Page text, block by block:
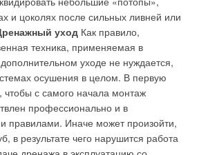
и цоколях после сильных ливней или
уход Как правило,
техника, применяемая в
уходе не нуждается,
осушения в целом. В первую
с самого начала монтаж
профессионально и в
правилами. Иначе может произойти,
в результате чего нарушится работа